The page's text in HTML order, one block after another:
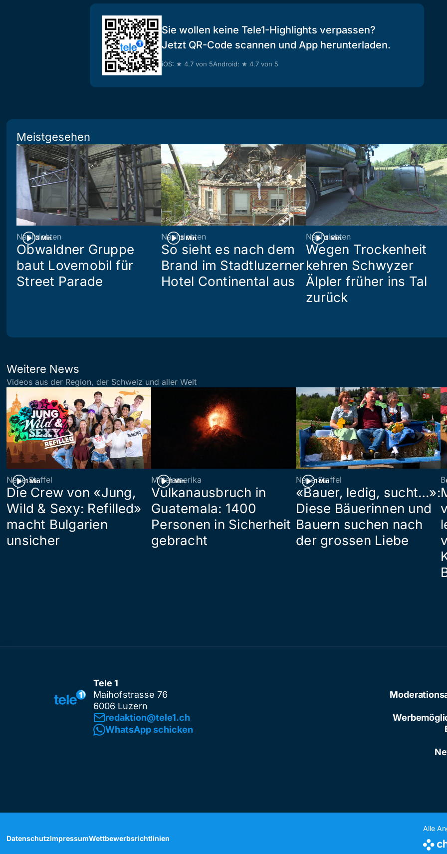
Sie wollen keine Tele1-Highlights verpassen?
Jetzt QR-Code scannen und App herunterladen.
iOS: ★ 4.7 von 5Android: ★ 4.7 von 5
Meistgesehen
3 Min
Nachrichten
Obwaldner Gruppe
baut Lovemobil für
Street Parade
3 Min
Nachrichten
So sieht es nach dem
Brand im Stadtluzerner
Hotel Continental aus
3 Min
Nachrichten
Wegen Trockenheit
kehren Schwyzer
Älpler früher ins Tal
zurück
Weitere News
Videos aus der Region, der Schweiz und aller Welt
1 Min
Neue Staffel
Die Crew von «Jung,
Wild & Sexy: Refilled»
macht Bulgarien
unsicher
1 Min
Mittelamerika
Vulkanausbruch in
Guatemala: 1400
Personen in Sicherheit
gebracht
1 Min
Neue Staffel
«Bauer, ledig, sucht…»:
Diese Bäuerinnen und
Bauern suchen nach
der grossen Liebe
Tele 1
Maihofstrasse 76
6006 Luzern
redaktion@tele1.ch
WhatsApp schicken
DatenschutzImpressumWettbewerbsrichtlinien
Alle